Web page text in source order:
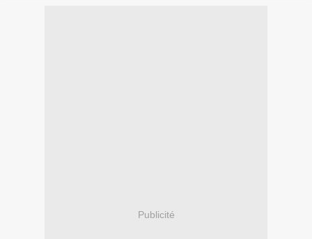
Publicité